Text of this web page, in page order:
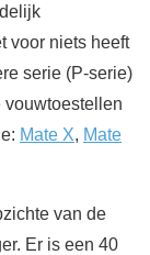
voor niets heeft
serie (P-serie)
vouwtoestellen
Mate X, Mate
van de
Er is een 40